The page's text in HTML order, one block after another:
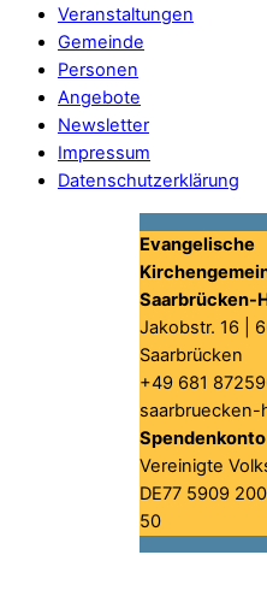
Veranstaltungen
Gemeinde
Personen
Angebote
Newsletter
Impressum
Datenschutzerklärung
Evangelische
Saarbrücken-
Jakobstr. 16 |
Saarbrücken
+49 681
saarbruecken-
Spendenkonto
Vereinigte
DE77 5909
50